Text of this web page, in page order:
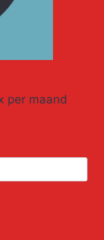
per maand